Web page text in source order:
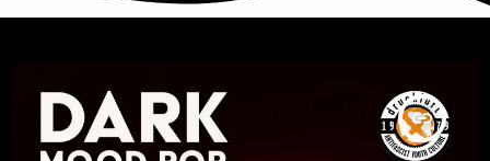
insert_link